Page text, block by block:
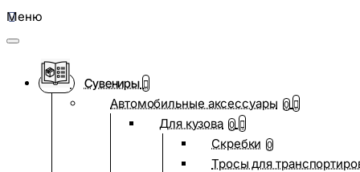
Меню
Сувениры
Автомобильные аксессуары 0
Для кузова 0
Скребки 0
Тросы для